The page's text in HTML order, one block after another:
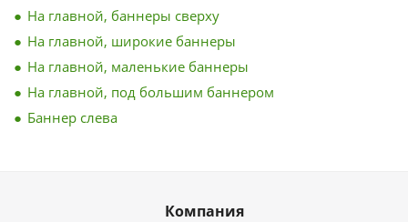
На главной, баннеры сверху
На главной, широкие баннеры
На главной, маленькие баннеры
На главной, под большим баннером
Баннер слева
Компания